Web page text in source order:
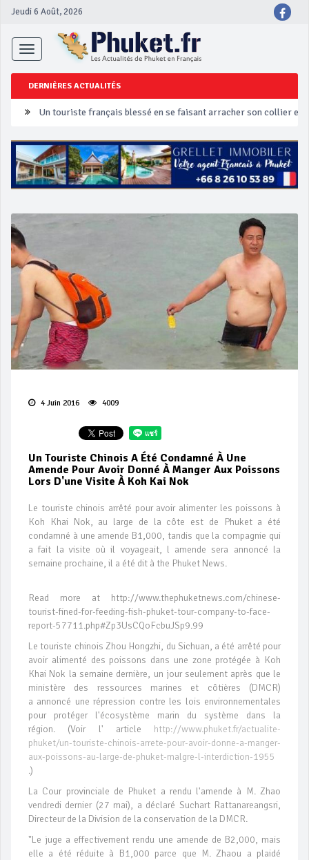
Jeudi 6 Août, 2026
Toggle
navigation
DERNIÈRES ACTUALITÉS
Un touriste français blessé en se faisant arracher son collier en
Phuket Peranakan Festival
‘Phuket Eye’ assurera la sécurité pendant Songkran
Campagne de sécurité routière ‘Seven Days of Danger’ de
4 Juin 2016 4009
Un Touriste Chinois A Été Condamné À Une
Amende Pour Avoir Donné À Manger Aux Poissons
Lors D'une Visite À Koh Kai Nok
Le touriste chinois arrêté pour avoir alimenter les poissons à
Koh Khai Nok, au large de la côte est de Phuket a été
condamné à une amende B1,000, tandis que la compagnie qui
a fait la visite où il voyageait, l amende sera annoncé la
semaine prochaine, il a été dit à the Phuket News.
Read more at http://www.thephuketnews.com/chinese-
tourist-fined-for-feeding-fish-phuket-tour-company-to-face-
report-57711.php#Zp3UsCQoFcbuJSp9.99
Le touriste chinois Zhou Hongzhi, du Sichuan, a été arrêté pour
avoir alimenté des poissons dans une zone protégée à Koh
Khai Nok la semaine dernière, un jour seulement après que le
ministère des ressources marines et côtières (DMCR)
a annoncé une répression contre les lois environnementales
pour protéger l'écosystème marin du système dans la
région. (Voir l' article http://www.phuket.fr/actualite-
phuket/un-touriste-chinois-arrete-pour-avoir-donne-a-manger-
aux-poissons-au-large-de-phuket-malgre-l-interdiction-1955
.)
La Cour provinciale de Phuket a rendu l'amende à M. Zhao
vendredi dernier (27 mai), a déclaré Suchart Rattanareangsri,
Directeur de la Division de la conservation de la DMCR.
"Le juge a effectivement rendu une amende de B2,000, mais
elle a été réduite à B1,000 parce que M. Zhaou a plaidé